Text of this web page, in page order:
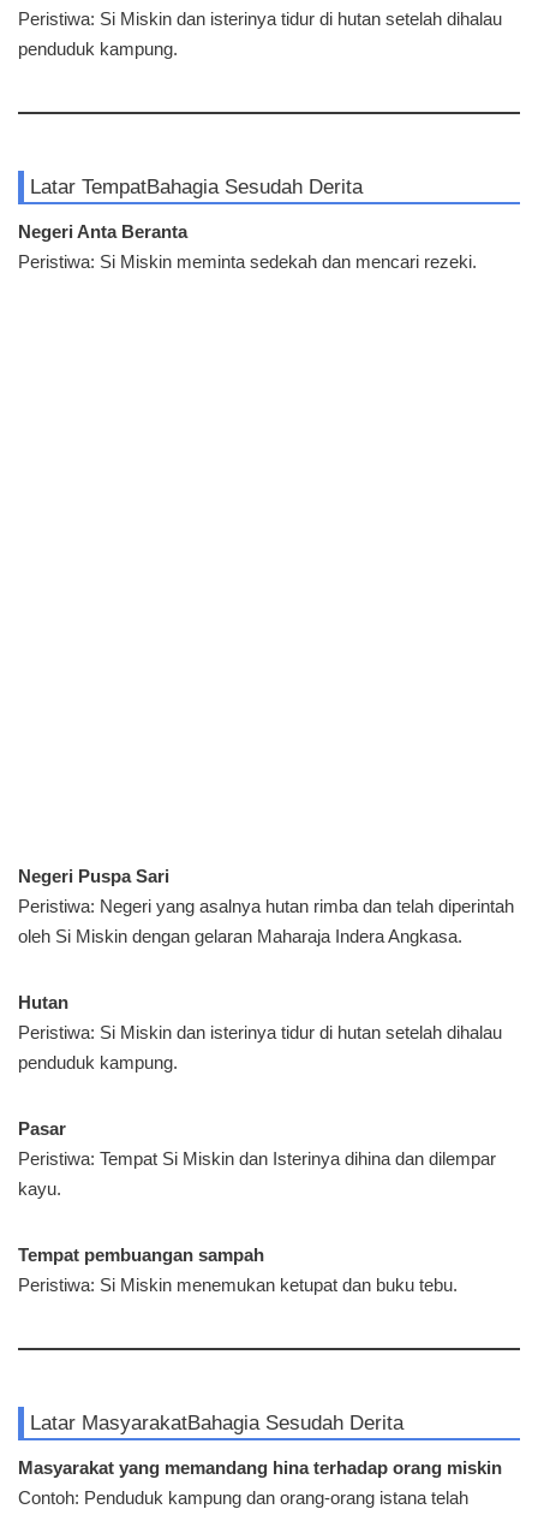
Peristiwa: Si Miskin dan isterinya tidur di hutan setelah dihalau
penduduk kampung.
Latar TempatBahagia Sesudah Derita
Negeri Anta Beranta
Peristiwa: Si Miskin meminta sedekah dan mencari rezeki.
Negeri Puspa Sari
Peristiwa: Negeri yang asalnya hutan rimba dan telah diperintah
oleh Si Miskin dengan gelaran Maharaja Indera Angkasa.
Hutan
Peristiwa: Si Miskin dan isterinya tidur di hutan setelah dihalau
penduduk kampung.
Pasar
Peristiwa: Tempat Si Miskin dan Isterinya dihina dan dilempar
kayu.
Tempat pembuangan sampah
Peristiwa: Si Miskin menemukan ketupat dan buku tebu.
Latar MasyarakatBahagia Sesudah Derita
Masyarakat yang memandang hina terhadap orang miskin
Contoh: Penduduk kampung dan orang-orang istana telah